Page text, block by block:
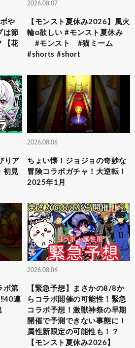
や
は節
【花
2026.08.07
【モンスト夏休み2026】風火
輪α欲しい #モンスト夏休み
#モンスト #猫ミーム
#shorts #short
りア
初見
2026.08.06
ちょい懐！ジョジョの奇妙な
冒険コラボガチャ！大逆転！
2025年1月
ボ第
連
2026.08.06
【緊急予想】まさかの8/8か
らコラボ開催の可能性！緊急
コラボ予想！激獣神祭の早期
開催で予測できない事態に！
属性新限定の可能性も！？
【モンスト夏休み2026】